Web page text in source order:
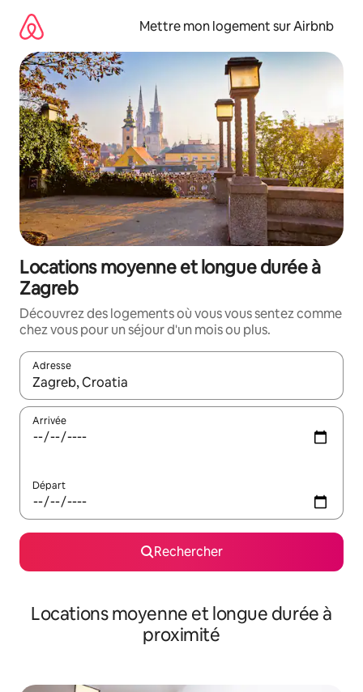
directement
contenu
Mettre mon logement sur Airbnb
Locations moyenne et longue durée à
Zagreb
Découvrez des logements où vous vous sentez comme
chez vous pour un séjour d'un mois ou plus.
Adresse
Lorsque les résultats s'affichent, utilisez les flèches vers le
Arrivée
Départ
Rechercher
Locations moyenne et longue durée à
proximité